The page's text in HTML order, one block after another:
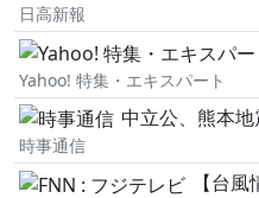
日高新報
Yahoo! 特集・エキスパート
中立公、熊本地震
時事通信
【台風情報】台風13号